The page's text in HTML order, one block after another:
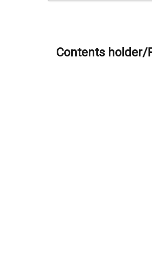
Contents holder/